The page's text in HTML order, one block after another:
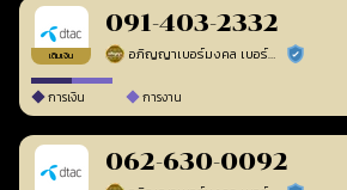
เติมเงิน
091-403-2332
อภิญญาเบอร์มงคล เบอร์สวยเลขศาสตร์ ร้านยืนยันแล้ว
การเงิน การงาน
062-630-0092